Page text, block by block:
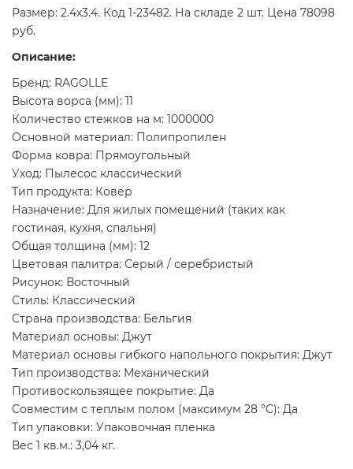
Размер: 2.4x3.4. Код 1-23482. На складе 2 шт. Цена 78098
руб.
Описание:
Бренд: RAGOLLE
Высота ворса (мм): 11
Количество стежков на м: 1000000
Основной материал: Полипропилен
Форма ковра: Прямоугольный
Уход: Пылесос классический
Тип продукта: Ковер
Назначение: Для жилых помещений (таких как
гостиная, кухня, спальня)
Общая толщина (мм): 12
Цветовая палитра: Серый / серебристый
Рисунок: Восточный
Стиль: Классический
Страна производства: Бельгия
Материал основы: Джут
Материал основы гибкого напольного покрытия: Джут
Тип производства: Механический
Противоскользящее покрытие: Да
Совместим с теплым полом (максимум 28 °C): Да
Тип упаковки: Упаковочная пленка
Вес 1 кв.м.: 3,04 кг.